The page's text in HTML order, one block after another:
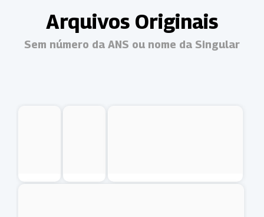
Arquivos Originais
Sem número da ANS ou nome da Singular